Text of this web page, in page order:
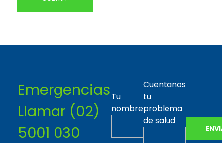
Emergencias
Llamar (02)
5001 030
Tu
nombre
Cuentanos
tu
problema
de salud